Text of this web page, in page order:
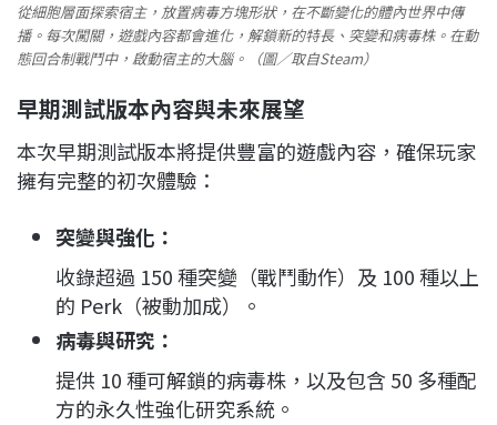
從細胞層面探索宿主，放置病毒方塊形狀，在不斷變化的體內世界中傳
播。每次闖關，遊戲內容都會進化，解鎖新的特長、突變和病毒株。在動
態回合制戰鬥中，啟動宿主的大腦。（圖／取自Steam）
早期測試版本內容與未來展望
本次早期測試版本將提供豐富的遊戲內容，確保玩家
擁有完整的初次體驗：
突變與強化：
收錄超過 150 種突變（戰鬥動作）及 100 種以上
的 Perk（被動加成）。
病毒與研究：
提供 10 種可解鎖的病毒株，以及包含 50 多種配
方的永久性強化研究系統。